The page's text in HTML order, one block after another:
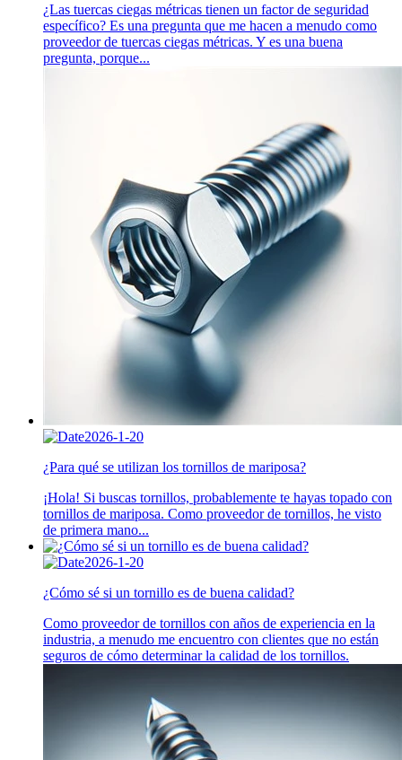
¿Las tuercas ciegas métricas tienen un factor de seguridad
específico? Es una pregunta que me hacen a menudo como
proveedor de tuercas ciegas métricas. Y es una buena
pregunta, porque...
2026-1-20
¿Para qué se utilizan los tornillos de mariposa?
¡Hola! Si buscas tornillos, probablemente te hayas topado con
tornillos de mariposa. Como proveedor de tornillos, he visto
de primera mano...
2026-1-20
¿Cómo sé si un tornillo es de buena calidad?
Como proveedor de tornillos con años de experiencia en la
industria, a menudo me encuentro con clientes que no están
seguros de cómo determinar la calidad de los tornillos.